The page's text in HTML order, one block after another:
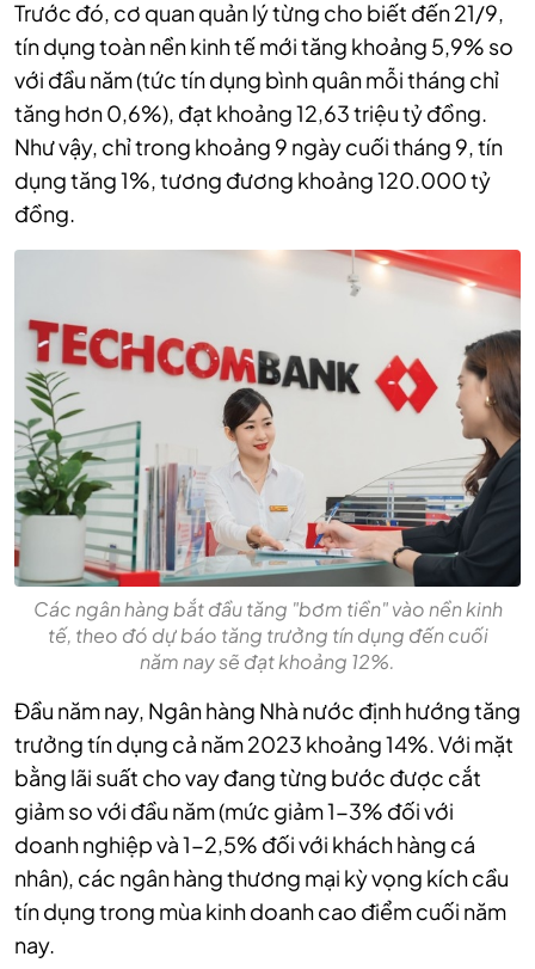
Trước đó, cơ quan quản lý từng cho biết đến 21/9,
tín dụng toàn nền kinh tế mới tăng khoảng 5,9% so
với đầu năm (tức tín dụng bình quân mỗi tháng chỉ
tăng hơn 0,6%), đạt khoảng 12,63 triệu tỷ đồng.
Như vậy, chỉ trong khoảng 9 ngày cuối tháng 9, tín
dụng tăng 1%, tương đương khoảng 120.000 tỷ
đồng.
Các ngân hàng bắt đầu tăng "bơm tiền" vào nền kinh
tế, theo đó dự báo tăng trưởng tín dụng đến cuối
năm nay sẽ đạt khoảng 12%.
Đầu năm nay, Ngân hàng Nhà nước định hướng tăng
trưởng tín dụng cả năm 2023 khoảng 14%. Với mặt
bằng lãi suất cho vay đang từng bước được cắt
giảm so với đầu năm (mức giảm 1-3% đối với
doanh nghiệp và 1-2,5% đối với khách hàng cá
nhân), các ngân hàng thương mại kỳ vọng kích cầu
tín dụng trong mùa kinh doanh cao điểm cuối năm
nay.